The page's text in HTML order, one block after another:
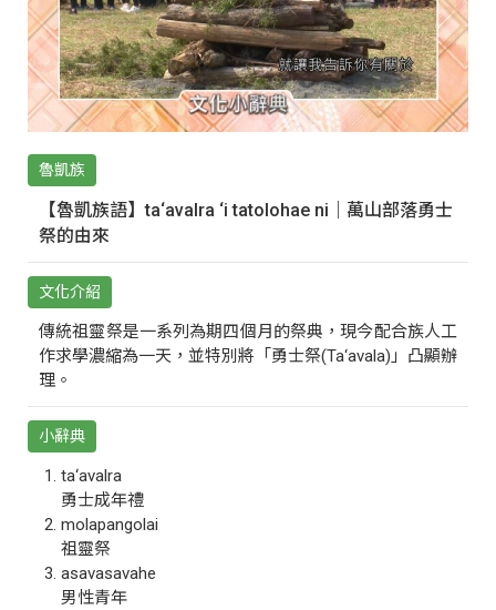
魯凱族
【魯凱族語】ta‘avalra ‘i tatolohae ni｜萬山部落勇士
祭的由來
文化介紹
傳統祖靈祭是一系列為期四個月的祭典，現今配合族人工
作求學濃縮為一天，並特別將「勇士祭(Ta‘avala)」凸顯辦
理。
小辭典
ta‘avalra
勇士成年禮
molapangolai
祖靈祭
asavasavahe
男性青年